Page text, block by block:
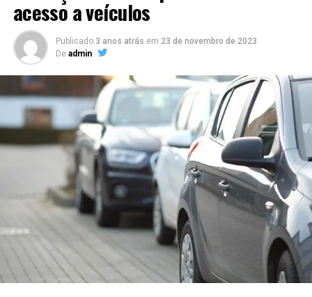
acesso a veículos
Publicado 3 anos atrás em 23 de novembro de 2023
De admin